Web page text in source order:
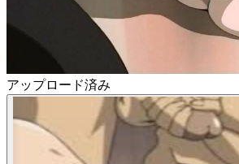
アップロード済み